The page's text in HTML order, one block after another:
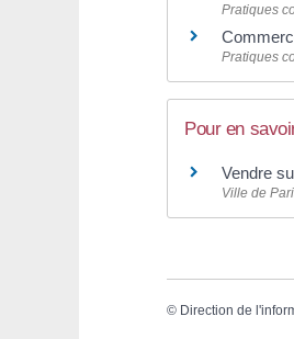
Pratiques
Pratiques
Pour en
Vendre
Ville de
© Direction de